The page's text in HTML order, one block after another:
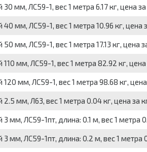
30 мм, ЛС59-1, вес 1 метра 6.17 кг, цена за
40 мм, ЛС59-1, вес 1 метра 10.96 кг, цена
50 мм, ЛС59-1, вес 1 метра 17.13 кг, цена
110 мм, ЛС59-1, вес 1 метра 82.92 кг, цена
120 мм, ЛС59-1, вес 1 метра 98.68 кг,
2.5 мм, Л63, вес 1 метра 0.04 кг, цена за
3 мм, ЛС59-1пт, длина: 0.1 м, вес 1 метра
3 мм, ЛС59-1пт, длина: 0.2 м, вес 1 метра